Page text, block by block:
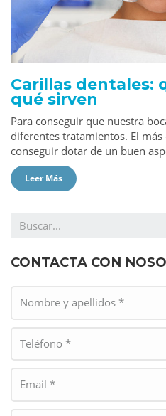
Carillas dentales:
qué sirven
Para conseguir que nuestra
diferentes tratamientos. El
conseguir dotar de un buen
Leer Más
CONTACTA CON